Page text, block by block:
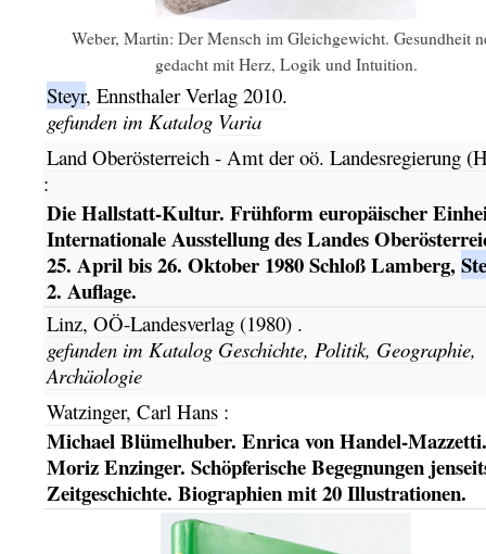
Weber, Martin: Der Mensch im Gleichgewicht. Gesundheit
gedacht mit Herz, Logik und Intuition.
Steyr, Ennsthaler Verlag 2010.
gefunden im Katalog Varia
Land Oberösterreich - Amt der oö. Landesregierung
:
Die Hallstatt-Kultur. Frühform europäischer
Internationale Ausstellung des Landes
25. April bis 26. Oktober 1980 Schloß Lamberg,
2. Auflage.
Linz, OÖ-Landesverlag (1980) .
gefunden im Katalog Geschichte, Politik, Geographie,
Archäologie
Watzinger, Carl Hans:
Michael Blümelhuber. Enrica von Handel-Mazzetti.
Moriz Enzinger. Schöpferische Begegnungen
Zeitgeschichte. Biographien mit 20 Illustrationen.